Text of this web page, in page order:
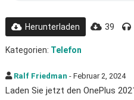
Herunterladen 39
Kategorien: Telefon
Ralf Friedman - Februar 2, 2024
Laden Sie jetzt den OnePlus